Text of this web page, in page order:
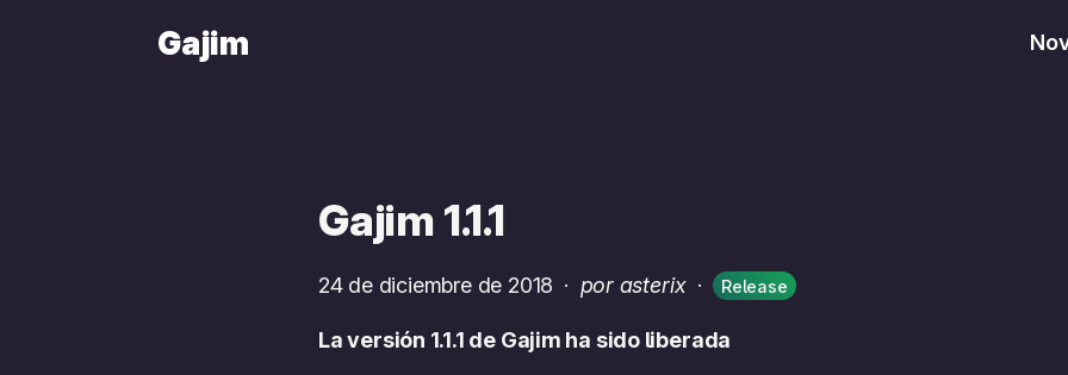
Gajim
Gajim 1.1.1
24 de diciembre de 2018 · por asterix· Release
La versión 1.1.1 de Gajim ha sido liberada